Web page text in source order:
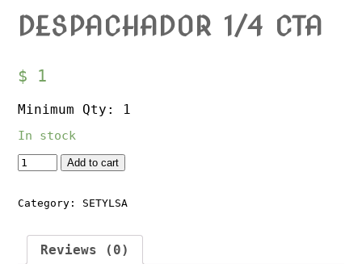
DESPACHADOR 1/4 CTA
$ 1
Minimum Qty: 1
In stock
QuantityAdd to cart
Category: SETYLSA
Reviews (0)